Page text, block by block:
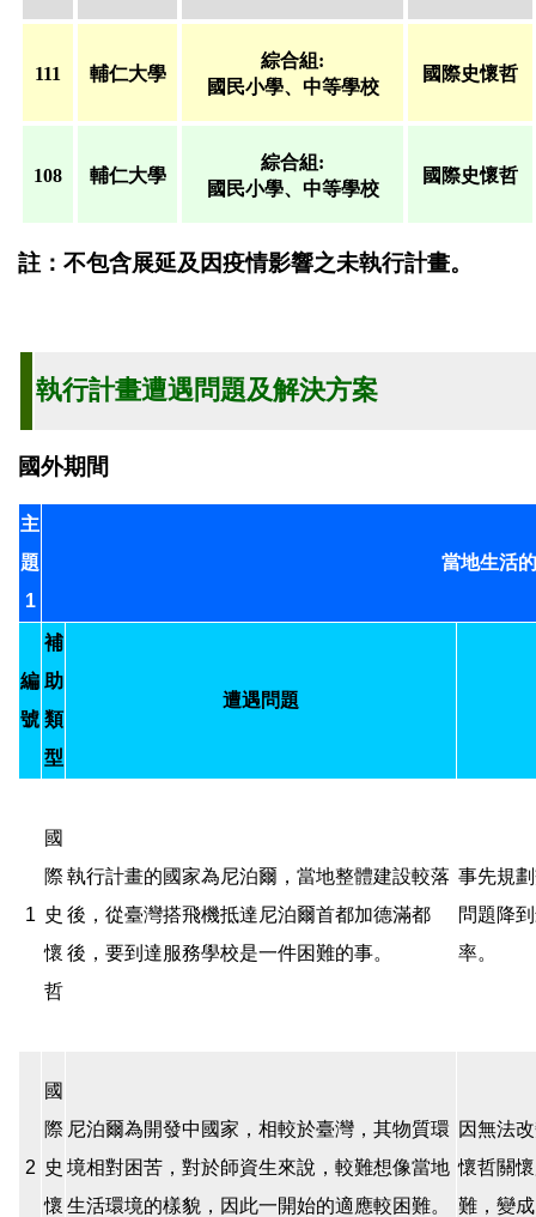
111 輔仁大學
綜合組:
國民小學、中等學校
國際史懷哲
108 輔仁大學
綜合組:
國民小學、中等學校
國際史懷哲
註：不包含展延及因疫情影響之未執行計畫。
執行計畫遭遇問題及解決方案
國外期間
主
題
1
當地生活
編
號
補
助
類
型
遭遇問題
1
國
際
史
懷
哲
執行計畫的國家為尼泊爾，當地整體建設較落
後，從臺灣搭飛機抵達尼泊爾首都加德滿都
後，要到達服務學校是一件困難的事。
事先規
問題降
率。
2
國
際
史
懷
尼泊爾為開發中國家，相較於臺灣，其物質環
境相對困苦，對於師資生來說，較難想像當地
生活環境的樣貌，因此一開始的適應較困難。
因無法
懷哲關
難，變